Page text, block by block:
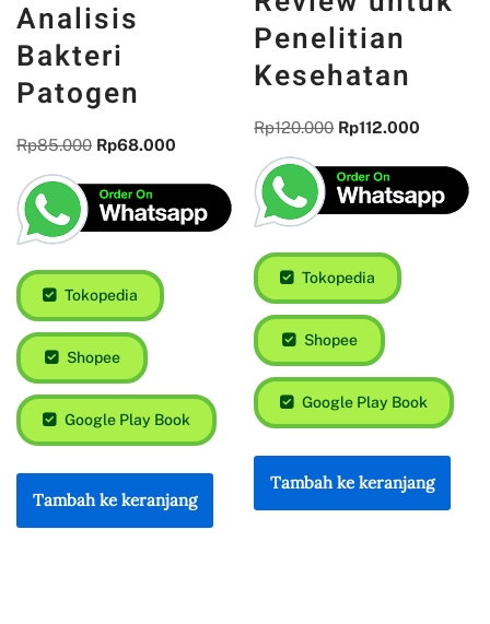
Analisis
Bakteri
Patogen
Rp85.000 Rp68.000
Tokopedia
Shopee
Google Play Book
Tambah ke keranjang
Penelitian
Kesehatan
Rp120.000 Rp112.000
Tokopedia
Shopee
Google Play Book
Tambah ke keranjang